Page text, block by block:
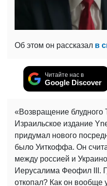
Об этом он рассказал в
Читайте нас в
Google Discover
«Возвращение
Израильское издание
придумал нового
было Уиткоффа. Он
между россией и
Иерусалима Феофил III.
откопал? Как он вообще